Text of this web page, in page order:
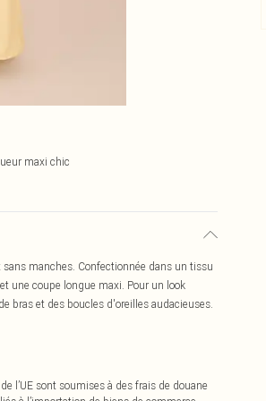
maxi chic
manches. Confectionnée dans un tissu
une coupe longue maxi. Pour un look
bras et des boucles d'oreilles audacieuses.
l’UE sont soumises à des frais de douane